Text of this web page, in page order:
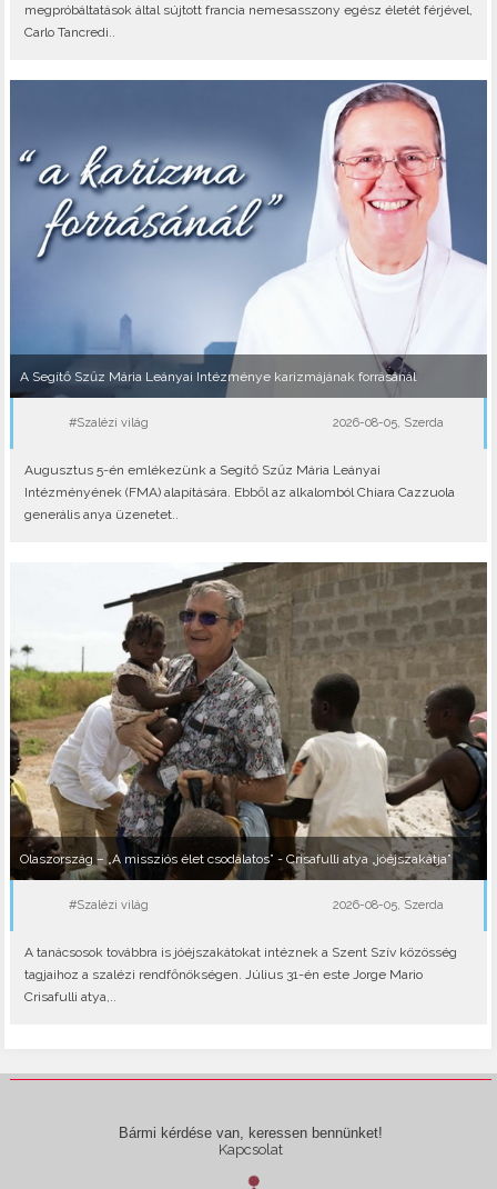
megpróbáltatások által sújtott francia nemesasszony egész életét férjével,
Carlo Tancredi..
A Segítő Szűz Mária Leányai Intézménye karizmájának forrásánál
#Szalézi világ 2026-08-05, Szerda
Augusztus 5-én emlékezünk a Segítő Szűz Mária Leányai
Intézményének (FMA) alapítására. Ebből az alkalomból Chiara Cazzuola
generális anya üzenetet..
Olaszország – „A missziós élet csodálatos” - Crisafulli atya „jóéjszakátja”
#Szalézi világ 2026-08-05, Szerda
A tanácsosok továbbra is jóéjszakátokat intéznek a Szent Szív közösség
tagjaihoz a szalézi rendfőnökségen. Július 31-én este Jorge Mario
Crisafulli atya,..
Bármi kérdése van, keressen bennünket!
Kapcsolat